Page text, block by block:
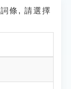
詞條, 請選擇